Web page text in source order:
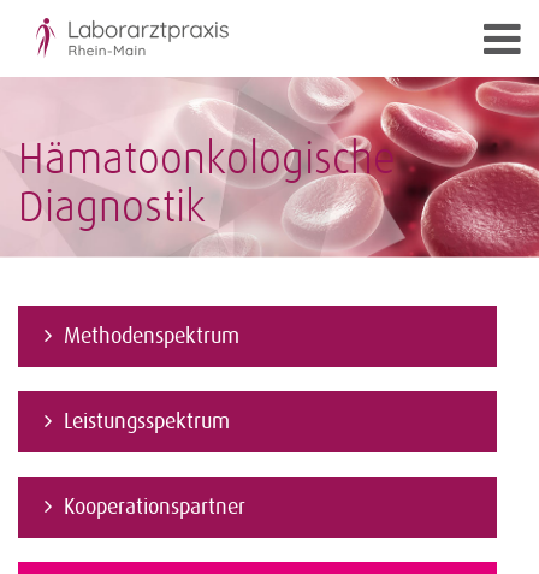
Hämatoonkologische
Diagnostik
Methodenspektrum
Leistungsspektrum
Kooperationspartner